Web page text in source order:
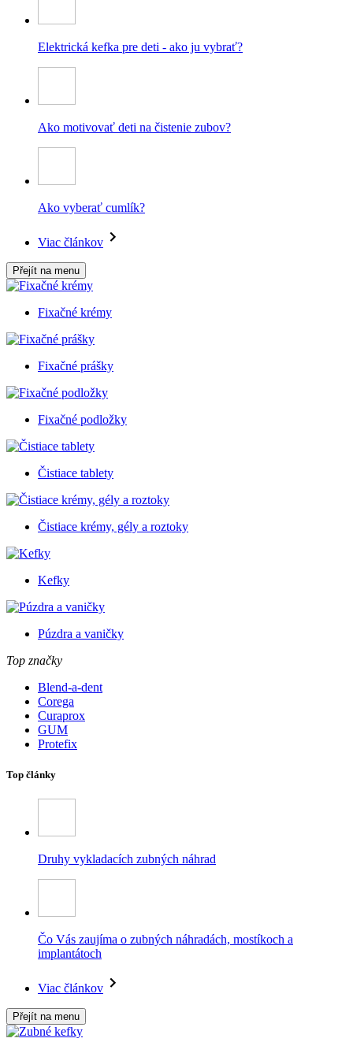
Elektrická kefka pre deti - ako ju vybrať?
Ako motivovať deti na čistenie zubov?
Ako vyberať cumlík?
Viac článkov
Přejít na menu
Fixačné krémy
Fixačné prášky
Fixačné podložky
Čistiace tablety
Čistiace krémy, gély a roztoky
Kefky
Púzdra a vaničky
Top značky
Blend-a-dent
Corega
Curaprox
GUM
Protefix
Top články
Druhy vykladacích zubných náhrad
Čo Vás zaujíma o zubných náhradách, mostíkoch a
implantátoch
Viac článkov
Přejít na menu